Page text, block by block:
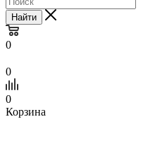
Найти
0
0
0
Корзина